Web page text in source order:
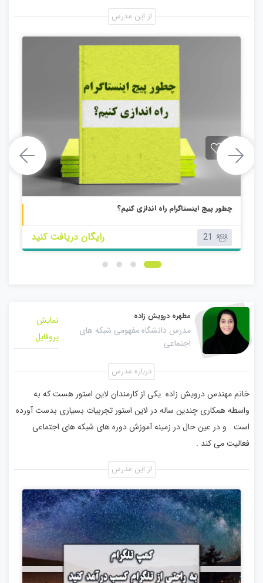
از این مدرس
چطور پیج اینستاگرام راه اندازی کنیم؟ کتابچه پانزدهم 21 رایگان دریافت کنید
مطهره درویش زاده
مدرس دانشگاه مفهومی شبکه های
اجتماعی
نمایش
پروفایل
درباره مدرس
خانم مهندس درویش زاده یکی از کارمندان لاین استور هست که به
واسطه همکاری چندین ساله در لاین استور تجربیات بسیاری بدست آورده
است . و در عین حال در زمینه آموزش دوره های شبکه های اجتماعی
فعالیت می کند .
از این مدرس